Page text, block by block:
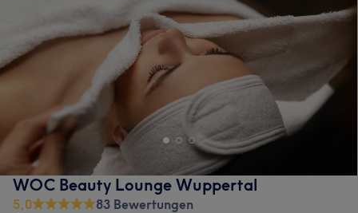
WOC Beauty Lounge Wuppertal
5,0
83 Bewertungen